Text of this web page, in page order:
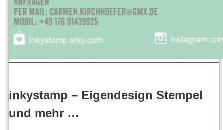
inkystamp – Eigendesign Stempel
und mehr …